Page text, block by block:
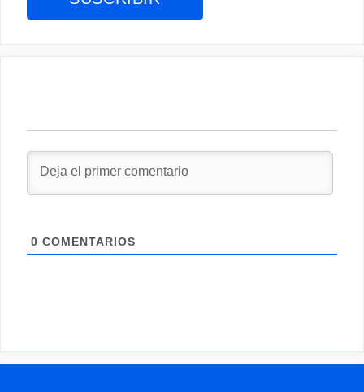
0 COMENTARIOS